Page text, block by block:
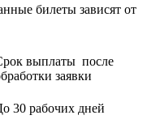
билеты зависят от
выплаты после
заявки
30 рабочих дней